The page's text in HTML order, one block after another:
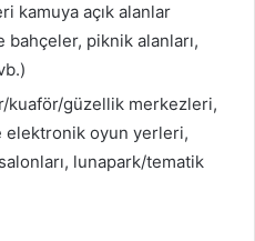
kamuya açık alanlar
bahçeler, piknik alanları,
kuaför/güzellik merkezleri,
elektronik oyun yerleri,
lunapark/tematik